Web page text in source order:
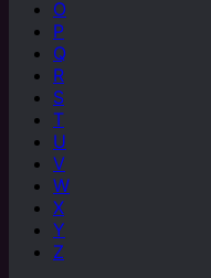
O
P
Q
R
S
T
U
V
W
X
Y
Z